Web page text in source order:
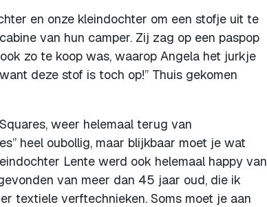
en onze kleindochter om een stofje uit te
van hun camper. Zij zag op een paspop
zo te koop was, waarop Angela het jurkje
deze stof is toch op!” Thuis gekomen
weer helemaal terug van
heel oubollig, maar blijkbaar moet je wat
Lente werd ook helemaal happy van
van meer dan 45 jaar oud, die ik
textiele verftechnieken. Soms moet je aan